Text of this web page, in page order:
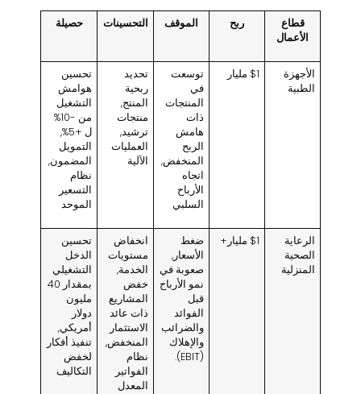
قطاع
الأعمال
ربح الموقف التحسينات حصيلة
الأجهزة
الطبية
توسعت
في
المنتجات
ذات
هامش
الربح
المنخفض,
اتجاه
الأرباح
السلبي
تحديد
ربحية
المنتج,
منتجات
ترشيد,
العمليات
الآلية
تحسين
هوامش
التشغيل
من -10%
ل +5%,
التمويل
المضمون,
نظام
التسعير
الموحد
الرعاية
الصحية
المنزلية
ضغط
الأسعار,
صعوبة في
نمو الأرباح
قبل
الفوائد
والضرائب
والإهلاك
انخفاض
مستويات
الخدمة,
خفض
المشاريع
ذات عائد
الاستثمار
المنخفض,
نظام
الفواتير
المعدل
تحسين
الدخل
التشغيلي
بمقدار 40
مليون
دولار
أمريكي,
تنفيذ أفكار
لخفض
التكاليف